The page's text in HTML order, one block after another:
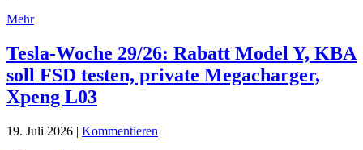
Mehr
Tesla-Woche 29/26: Rabatt Model Y, KBA
soll FSD testen, private Megacharger,
Xpeng L03
19. Juli 2026 | Kommentieren